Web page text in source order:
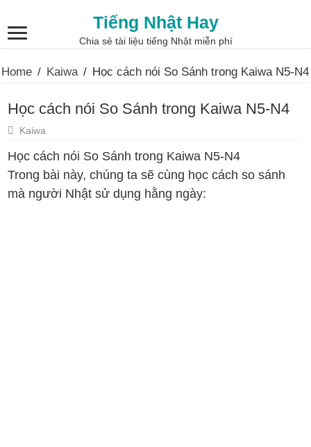
Tiếng Nhật Hay
Chia sẻ tài liệu tiếng Nhật miễn phí
Home / Kaiwa / Học cách nói So Sánh trong Kaiwa N5-N4
Học cách nói So Sánh trong Kaiwa N5-N4
Kaiwa
Học cách nói So Sánh trong Kaiwa N5-N4
Trong bài này, chúng ta sẽ cùng học cách so sánh
mà người Nhật sử dụng hằng ngày: